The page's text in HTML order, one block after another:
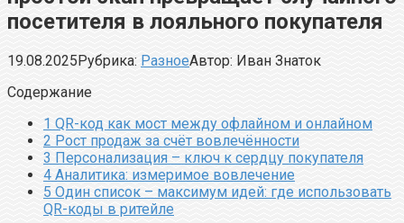
посетителя в лояльного покупателя
19.08.2025Рубрика: РазноеАвтор: Иван Знаток
Содержание
1 QR-код как мост между офлайном и онлайном
2 Рост продаж за счёт вовлечённости
3 Персонализация – ключ к сердцу покупателя
4 Аналитика: измеримое вовлечение
5 Один список – максимум идей: где использовать
QR-коды в ритейле